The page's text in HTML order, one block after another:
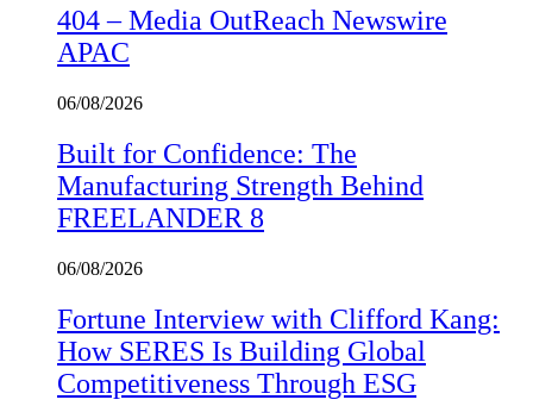
404 – Media OutReach Newswire
APAC
06/08/2026
Built for Confidence: The
Manufacturing Strength Behind
FREELANDER 8
06/08/2026
Fortune Interview with Clifford Kang:
How SERES Is Building Global
Competitiveness Through ESG